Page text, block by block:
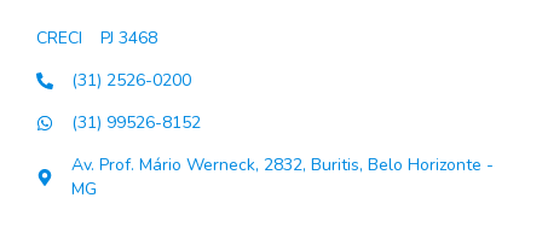
CRECI
PJ 3468
(31) 2526-0200
(31) 99526-8152
Av. Prof. Mário Werneck, 2832, Buritis, Belo Horizonte -
MG